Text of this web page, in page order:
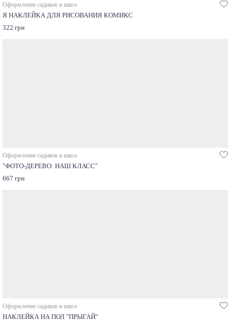
Оформление садиков и школ
Я НАКЛЕЙКА ДЛЯ РИСОВАНИЯ КОМИКС
322 грн
Оформление садиков и школ
"ФОТО-ДЕРЕВО: НАШ КЛАСС"
667 грн
Оформление садиков и школ
НАКЛЕЙКА НА ПОЛ "ПРЫГАЙ"